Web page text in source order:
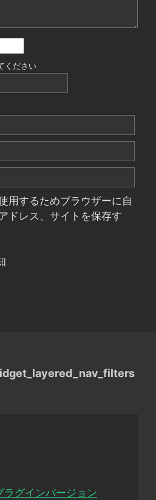
ください
用するためブラウザーに自
ドレス、サイトを保存す
ラグインバージョン